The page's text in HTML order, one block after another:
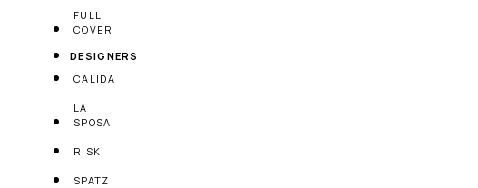
FULL
COVER
DESIGNERS
CALIDA
LA
SPOSA
RISK
SPATZ